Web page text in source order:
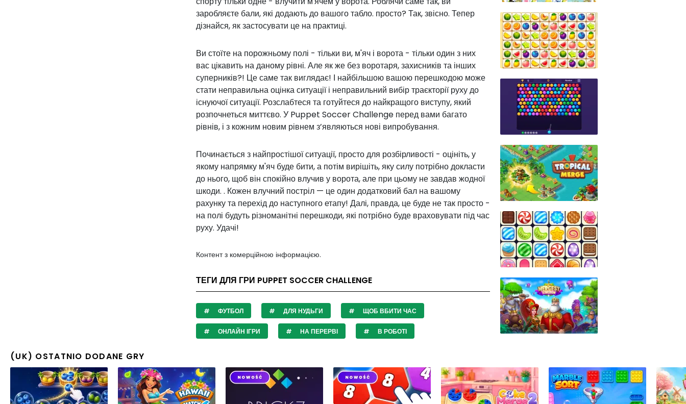
заробляєте бали, які додають до вашого табло. просто? Так, звісно. Тепер
дізнайся, як застосувати це на практиці.
Ви стоїте на порожньому полі - тільки ви, м'яч і ворота - тільки один з них
вас цікавить на даному рівні. Але як же без воротаря, захисників та інших
суперників?! Це саме так виглядає! І найбільшою вашою перешкодою може
стати неправильна оцінка ситуації і неправильний вибір траєкторії руху до
існуючої ситуації. Розслабтеся та готуйтеся до найкращого виступу, який
розпочнеться миттєво. У Puppet Soccer Challenge перед вами багато
рівнів, і з кожним новим рівнем з’являються нові випробування.
Починається з найпростішої ситуації, просто для розбірливості - оцініть, у
якому напрямку м'яч буде бити, а потім вирішіть, яку силу потрібно докласти
до нього, щоб він спокійно влучив у ворота, але при цьому не завдав жодної
шкоди. . Кожен влучний постріл — це один додатковий бал на вашому
рахунку та перехід до наступного етапу! Далі, правда, це буде не так просто -
на полі будуть різноманітні перешкоди, які потрібно буде враховувати під час
руху. Удачі!
Контент з комерційною інформацією.
ТЕГИ ДЛЯ ГРИ PUPPET SOCCER CHALLENGE
ФУТБОЛ ДЛЯ НУДЬГИ ЩОБ ВБИТИ ЧАС
ОНЛАЙН ІГРИ НА ПЕРЕРВІ В РОБОТІ
(UK) OSTATNIO DODANE GRY